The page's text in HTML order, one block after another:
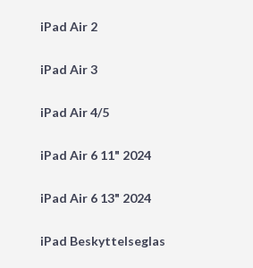
iPad Air 2
iPad Air 3
iPad Air 4/5
iPad Air 6 11" 2024
iPad Air 6 13" 2024
iPad Beskyttelseglas